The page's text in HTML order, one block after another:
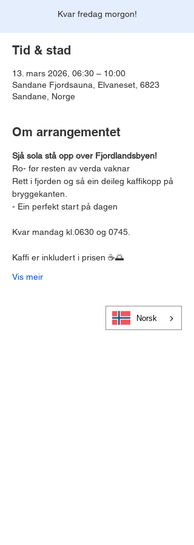
Kvar fredag morgon!
Tid & stad
13. mars 2026, 06:30 – 10:00
Sandane Fjordsauna, Elvaneset, 6823
Sandane, Norge
Om arrangementet
Sjå sola stå opp over Fjordlandsbyen!
Ro- før resten av verda vaknar
Rett i fjorden og så ein deileg kaffikopp på
bryggekanten.
- Ein perfekt start på dagen
Kvar mandag kl.0630 og 0745.
Kaffi er inkludert i prisen ☕🌅
Vis meir
Norsk